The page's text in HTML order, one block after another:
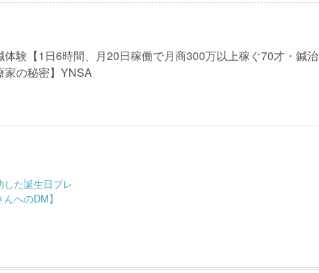
体験【1日6時間、月20日稼働で月商300万以上稼ぐ70才・鍼治
家の秘密】YNSA
た誕生日プレ
へのDM】